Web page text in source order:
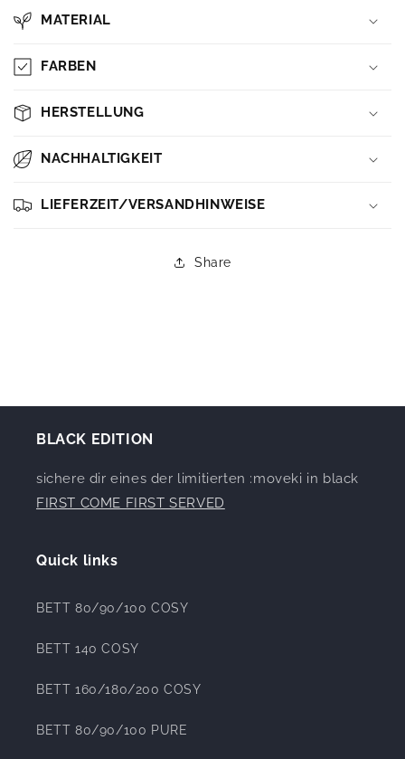
MATERIAL
FARBEN
HERSTELLUNG
NACHHALTIGKEIT
LIEFERZEIT/VERSANDHINWEISE
Share
BLACK EDITION
sichere dir eines der limitierten :moveki in black
FIRST COME FIRST SERVED
Quick links
BETT 80/90/100 COSY
BETT 140 COSY
BETT 160/180/200 COSY
BETT 80/90/100 PURE